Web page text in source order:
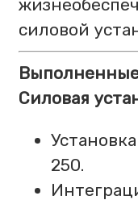
силовой
Силовая
250.